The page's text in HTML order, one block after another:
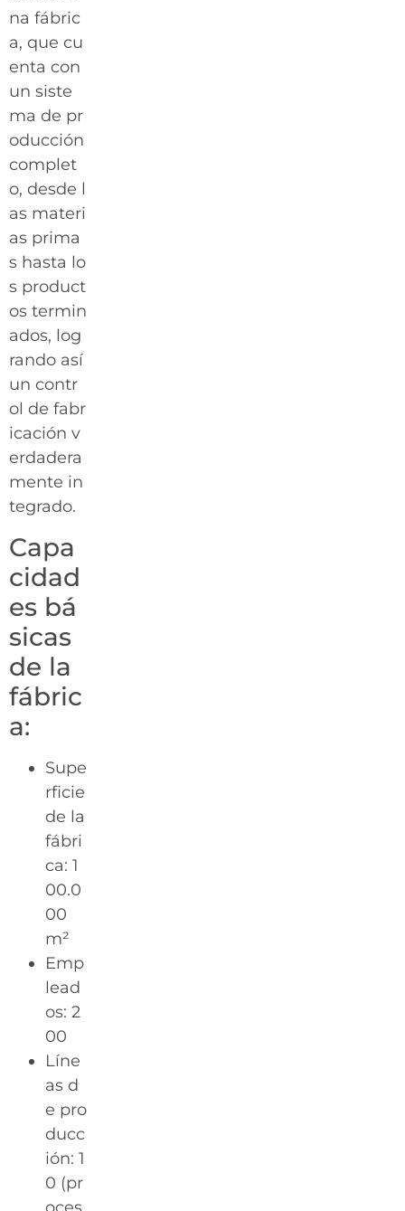
na fábric
a, que cu
enta con
un siste
ma de pr
oducción
complet
o, desde l
as materi
as prima
s hasta lo
s product
os termin
ados, log
rando así
un contr
ol de fabr
icación v
erdadera
mente in
tegrado.
Capa
cidad
es bá
sicas
de la
fábric
a:
Supe
rficie
de la
fábri
ca: 1
00.0
00
m²
Emp
lead
os: 2
00
Líne
as d
e pro
ducc
ión: 1
0 (pr
oces